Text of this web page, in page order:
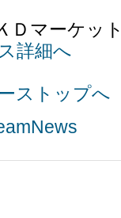
Ｄマーケッ
詳細へ
ストップへ